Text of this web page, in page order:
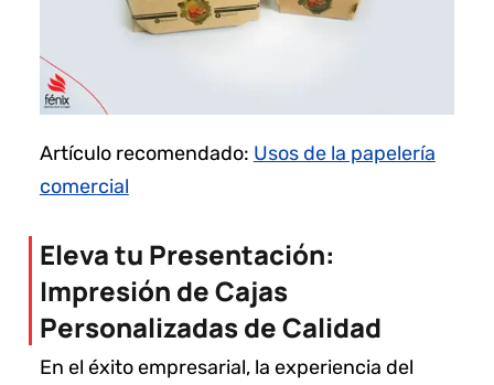
Artículo recomendado: Usos de la papelería
comercial
Eleva tu Presentación:
Impresión de Cajas
Personalizadas de Calidad
En el éxito empresarial, la experiencia del